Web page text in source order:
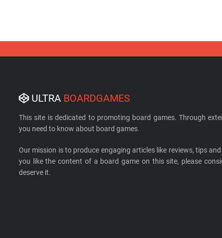
ULTRA BOARDGAMES
This site is dedicated to promoting board games. Through
you need to know about board games.
Our mission is to produce engaging articles like reviews, tips
you like the content of a board game on this site, please
deserve it.